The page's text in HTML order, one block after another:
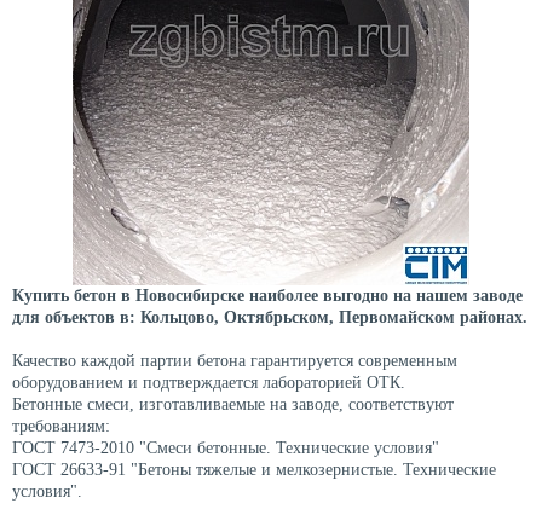
Купить бетон в Новосибирске наиболее выгодно на нашем заводе
для объектов в: Кольцово, Октябрьском, Первомайском районах.
Качество каждой партии бетона гарантируется современным
оборудованием и подтверждается лабораторией ОТК.
Бетонные смеси, изготавливаемые на заводе, соответствуют
требованиям:
ГОСТ 7473-2010 "Смеси бетонные. Технические условия"
ГОСТ 26633-91 "Бетоны тяжелые и мелкозернистые. Технические
условия".